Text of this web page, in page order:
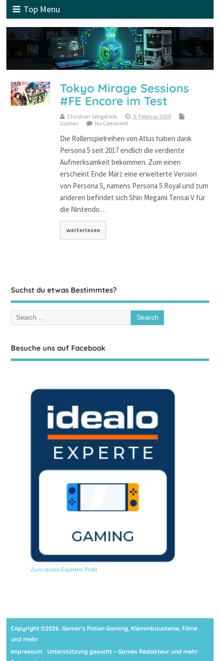
Top Menu
Tokyo Mirage Sessions
#FE Encore im Test
Christian Sengstock
3. Februar 2020
Games
No Comment
Die Rollenspielreihen von Atlus haben dank
Persona 5 seit 2017 endlich die verdiente
Aufmerksamkeit bekommen. Zum einen
erscheint Ende März eine erweiterte Version
von Persona 5, namens Persona 5 Royal und zum
anderen befindet sich Shin Megami Tensai V für
die Nintendo…
weiterlesen
Suchst du etwas Bestimmtes?
Besuche uns auf Facebook
Zum idealo-Experten-Profil
Copyright ©2026. Gamer's Potion Gaming, Klemmbausteine, Filme
und mehr
Impressum
Unterstützung gesucht – Games Redakteur und mehr